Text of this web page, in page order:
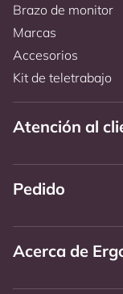
Brazo de monitor
Marcas
Accesorios
Kit de teletrabajo
Atención al
Pedido
Acerca de